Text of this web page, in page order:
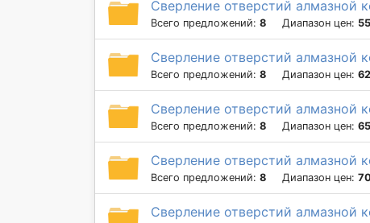
Сверление отверстий алмазной
Всего предложений: 8 Диапазон цен:
Сверление отверстий алмазной
Всего предложений: 8 Диапазон цен:
Сверление отверстий алмазной
Всего предложений: 8 Диапазон цен:
Сверление отверстий алмазной
Всего предложений: 8 Диапазон цен:
Сверление отверстий алмазной